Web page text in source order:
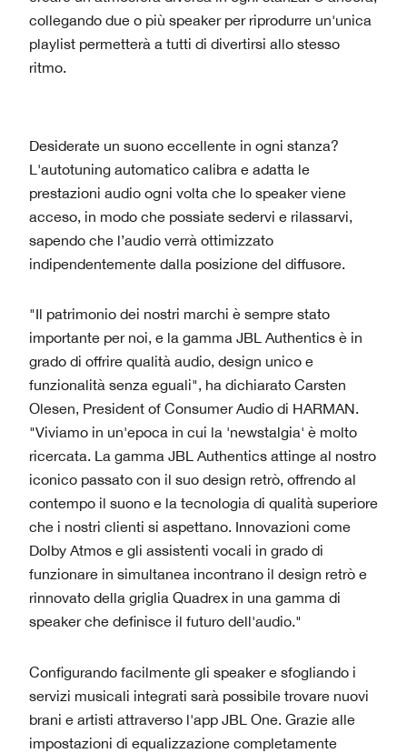
collegando due o più speaker per riprodurre un'unica
playlist permetterà a tutti di divertirsi allo stesso
ritmo.
Desiderate un suono eccellente in ogni stanza?
L'autotuning automatico calibra e adatta le
prestazioni audio ogni volta che lo speaker viene
acceso, in modo che possiate sedervi e rilassarvi,
sapendo che l’audio verrà ottimizzato
indipendentemente dalla posizione del diffusore.
"Il patrimonio dei nostri marchi è sempre stato
importante per noi, e la gamma JBL Authentics è in
grado di offrire qualità audio, design unico e
funzionalità senza eguali", ha dichiarato Carsten
Olesen, President of Consumer Audio di HARMAN.
"Viviamo in un'epoca in cui la 'newstalgia' è molto
ricercata. La gamma JBL Authentics attinge al nostro
iconico passato con il suo design retrò, offrendo al
contempo il suono e la tecnologia di qualità superiore
che i nostri clienti si aspettano. Innovazioni come
Dolby Atmos e gli assistenti vocali in grado di
funzionare in simultanea incontrano il design retrò e
rinnovato della griglia Quadrex in una gamma di
speaker che definisce il futuro dell'audio."
Configurando facilmente gli speaker e sfogliando i
servizi musicali integrati sarà possibile trovare nuovi
brani e artisti attraverso l'app JBL One. Grazie alle
impostazioni di equalizzazione completamente